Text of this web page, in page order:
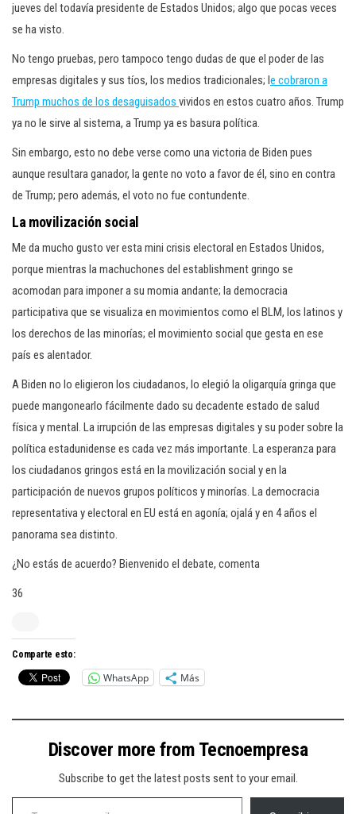
jueves del todavía presidente de Estados Unidos; algo que pocas veces
se ha visto.
No tengo pruebas, pero tampoco tengo dudas de que el poder de las
empresas digitales y sus tíos, los medios tradicionales; le cobraron a
Trump muchos de los desaguisados vividos en estos cuatro años. Trump
ya no le sirve al sistema, a Trump ya es basura política.
Sin embargo, esto no debe verse como una victoria de Biden pues
aunque resultara ganador, la gente no voto a favor de él, sino en contra
de Trump; pero además, el voto no fue contundente.
La movilización social
Me da mucho gusto ver esta mini crisis electoral en Estados Unidos,
porque mientras la machuchones del establishment gringo se
acomodan para imponer a su momia andante; la democracia
participativa que se visualiza en movimientos como el BLM, los latinos y
los derechos de las minorías; el movimiento social que gesta en ese
país es alentador.
A Biden no lo eligieron los ciudadanos, lo elegió la oligarquía gringa que
puede mangonearlo fácilmente dado su decadente estado de salud
física y mental. La irrupción de las empresas digitales y su poder sobre la
política estadunidense es cada vez más importante. La esperanza para
los ciudadanos gringos está en la movilización social y en la
participación de nuevos grupos políticos y minorías. La democracia
representativa y electoral en EU está en agonía; ojalá y en 4 años el
panorama sea distinto.
¿No estás de acuerdo? Bienvenido el debate, comenta
36
Comparte esto:
WhatsApp Más
Discover more from Tecnoempresa
Subscribe to get the latest posts sent to your email.
Type your email…